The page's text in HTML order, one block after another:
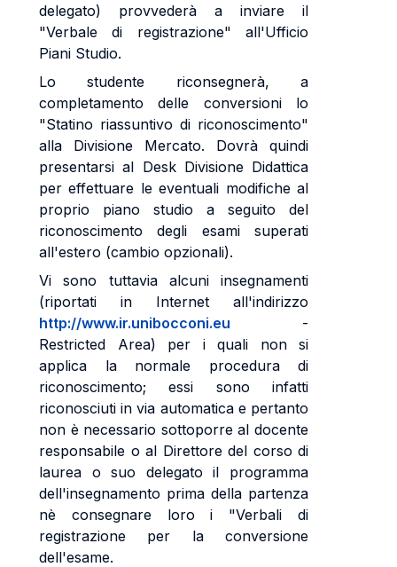
delegato) provvederà a inviare il
"Verbale di registrazione" all'Ufficio
Piani Studio.
Lo studente riconsegnerà, a
completamento delle conversioni lo
"Statino riassuntivo di riconoscimento"
alla Divisione Mercato. Dovrà quindi
presentarsi al Desk Divisione Didattica
per effettuare le eventuali modifiche al
proprio piano studio a seguito del
riconoscimento degli esami superati
all'estero (cambio opzionali).
Vi sono tuttavia alcuni insegnamenti
(riportati in Internet all'indirizzo
http://www.ir.unibocconi.eu -
Restricted Area) per i quali non si
applica la normale procedura di
riconoscimento; essi sono infatti
riconosciuti in via automatica e pertanto
non è necessario sottoporre al docente
responsabile o al Direttore del corso di
laurea o suo delegato il programma
dell'insegnamento prima della partenza
nè consegnare loro i "Verbali di
registrazione per la conversione
dell'esame.